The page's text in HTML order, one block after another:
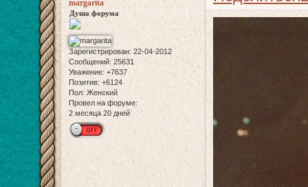
margarita
Душа форума
Зарегистрирован: 22-04-2012
Сообщений: 25631
Уважение: +7637
Позитив: +6124
Пол: Женский
Провел на форуме:
2 месяца 20 дней